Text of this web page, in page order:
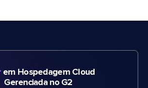
em Hospedagem Cloud
Gerenciada no G2